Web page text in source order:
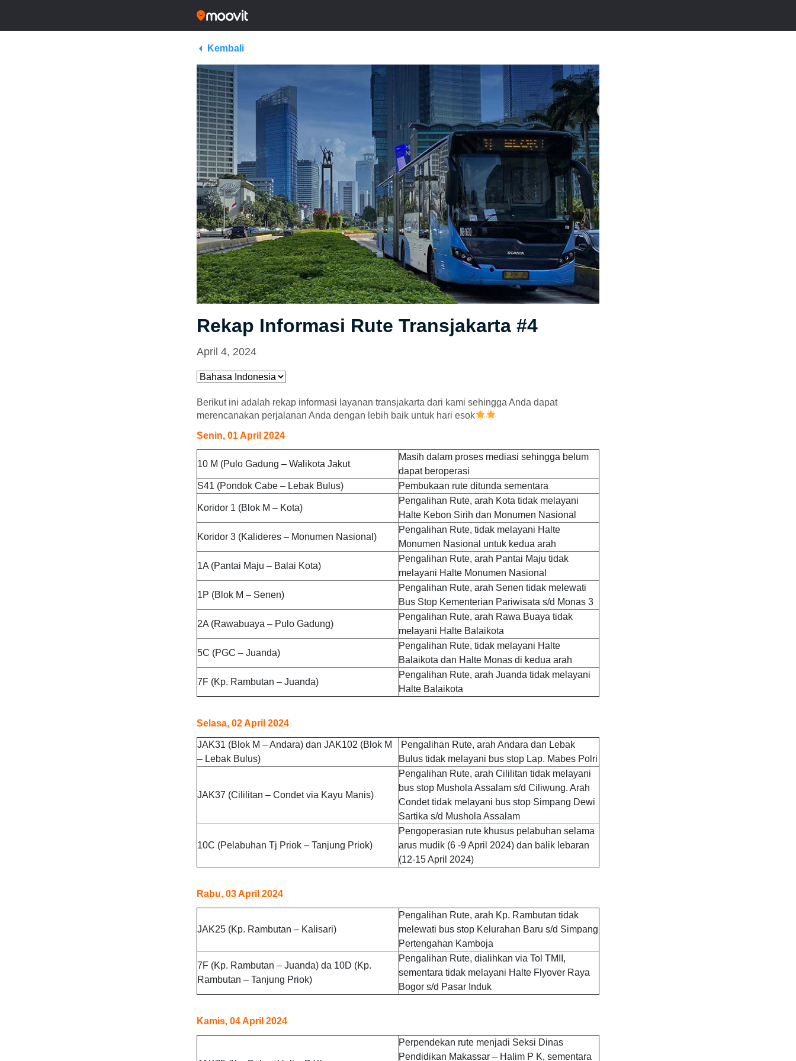
Kembali
Rekap Informasi Rute Transjakarta #4
April 4, 2024
Berikut ini adalah rekap informasi layanan transjakarta dari kami sehingga Anda dapat
merencanakan perjalanan Anda dengan lebih baik untuk hari esok
Senin, 01 April 2024
10 M (Pulo Gadung – Walikota Jakut
Masih dalam proses mediasi sehingga belum
dapat beroperasi
S41 (Pondok Cabe – Lebak Bulus)
Pembukaan rute ditunda sementara
Koridor 1 (Blok M – Kota)
Pengalihan Rute, arah Kota tidak melayani
Halte Kebon Sirih dan Monumen Nasional
Koridor 3 (Kalideres – Monumen Nasional)
Pengalihan Rute, tidak melayani Halte
Monumen Nasional untuk kedua arah
1A (Pantai Maju – Balai Kota)
Pengalihan Rute, arah Pantai Maju tidak
melayani Halte Monumen Nasional
1P (Blok M – Senen)
Pengalihan Rute, arah Senen tidak melewati
Bus Stop Kementerian Pariwisata s/d Monas 3
2A (Rawabuaya – Pulo Gadung)
Pengalihan Rute, arah Rawa Buaya tidak
melayani Halte Balaikota
5C (PGC – Juanda)
Pengalihan Rute, tidak melayani Halte
Balaikota dan Halte Monas di kedua arah
7F (Kp. Rambutan – Juanda)
Pengalihan Rute, arah Juanda tidak melayani
Halte Balaikota
Selasa, 02 April 2024
JAK31 (Blok M – Andara) dan JAK102 (Blok M
– Lebak Bulus)
Pengalihan Rute, arah Andara dan Lebak
Bulus tidak melayani bus stop Lap. Mabes Polri
JAK37 (Cililitan – Condet via Kayu Manis)
Pengalihan Rute, arah Cililitan tidak melayani
bus stop Mushola Assalam s/d Ciliwung. Arah
Condet tidak melayani bus stop Simpang Dewi
Sartika s/d Mushola Assalam
10C (Pelabuhan Tj Priok – Tanjung Priok)
Pengoperasian rute khusus pelabuhan selama
arus mudik (6 -9 April 2024) dan balik lebaran
(12-15 April 2024)
Rabu, 03 April 2024
JAK25 (Kp. Rambutan – Kalisari)
Pengalihan Rute, arah Kp. Rambutan tidak
melewati bus stop Kelurahan Baru s/d Simpang
Pertengahan Kamboja
7F (Kp. Rambutan – Juanda) da 10D (Kp.
Rambutan – Tanjung Priok)
Pengalihan Rute, dialihkan via Tol TMII,
sementara tidak melayani Halte Flyover Raya
Bogor s/d Pasar Induk
Kamis, 04 April 2024
Perpendekan rute menjadi Seksi Dinas
Pendidikan Makassar – Halim P K, sementara